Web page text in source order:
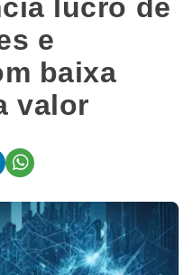
lucro de
e
baixa
valor